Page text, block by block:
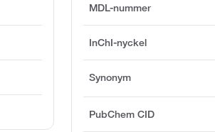
MDL-nummer
InChI-nyckel
Synonym
PubChem CID